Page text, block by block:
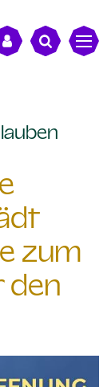
zum
den